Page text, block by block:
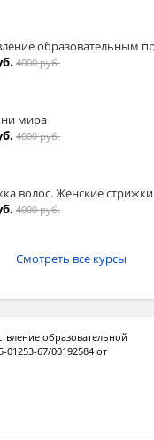
образовательным
4000 руб.
мира
4000 руб.
волос. Женские стрижки
4000 руб.
Смотреть все курсы
образовательной
67/00192584 от